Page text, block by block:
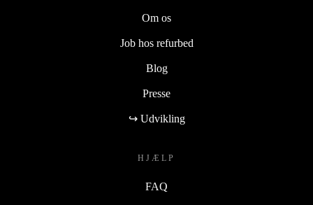
Om os
Job hos refurbed
Blog
Presse
↪ Udvikling
HJÆLP
FAQ